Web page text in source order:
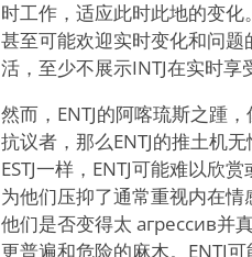
时工作，适应此时此地的变化
甚至可能欢迎实时变化和问
活，至少不展示INTJ在实时享
然而，ENTJ的阿喀琉斯之踵
抗议者，那么ENTJ的推土机
ESTJ一样，ENTJ可能难以欣
为他们压抑了通常重视内在
他们是否变得太 агрессив并
更普遍和危险的麻木。ENTJ